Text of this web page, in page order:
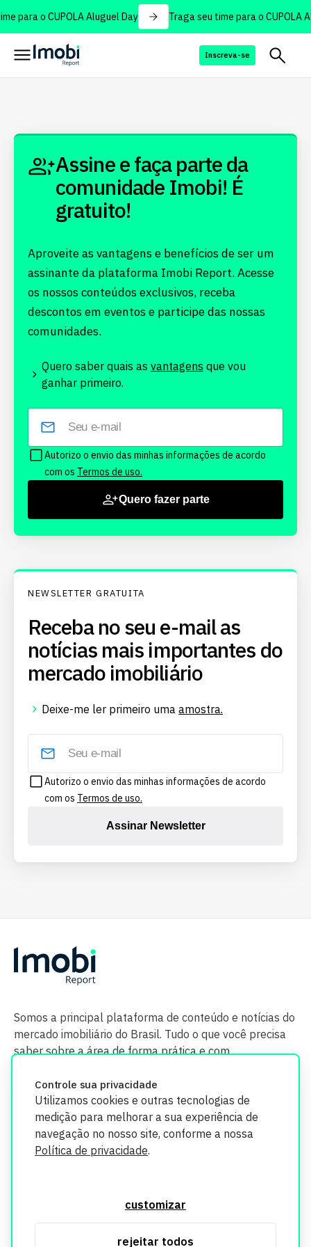
para o CUPOLA Aluguel Day Traga seu time para o CUPOLA
Inscreva-se
Controle sua privacidade
Utilizamos cookies e outras tecnologias de
medição para melhorar a sua experiência de
navegação no nosso site, conforme a nossa
Política de privacidade.
customizar
rejeitar todos
Assine e faça parte da
comunidade Imobi! É
gratuito!
Aproveite as vantagens e benefícios de ser um
assinante da plataforma Imobi Report. Acesse
os nossos conteúdos exclusivos, receba
descontos em eventos e participe das nossas
comunidades.
Quero saber quais as vantagens que vou
ganhar primeiro.
Autorizo o envio das minhas informações de acordo
com os Termos de uso.
Quero fazer parte
NEWSLETTER GRATUITA
Receba no seu e-mail as
notícias mais importantes do
mercado imobiliário
Deixe-me ler primeiro uma amostra.
Autorizo o envio das minhas informações de acordo
com os Termos de uso.
Assinar Newsletter
Somos a principal plataforma de conteúdo e notícias do
mercado imobiliário do Brasil. Tudo o que você precisa
saber sobre a área de forma prática e com
segurança. Todos os dados coletados em nosso site são
utilizados exclusivamente para fins de aprimoramento de
informações, consulte nossa Política de Privacidade.